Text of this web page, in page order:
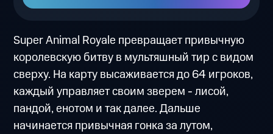
Super Animal Royale превращает привычную
королевскую битву в мультяшный тир с видом
сверху. На карту высаживается до 64 игроков,
каждый управляет своим зверем - лисой,
пандой, енотом и так далее. Дальше
начинается привычная гонка за лутом,